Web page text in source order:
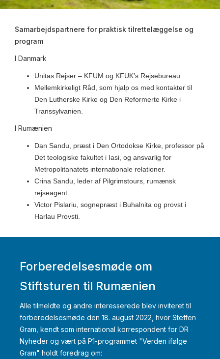
Samarbejdspartnere for praktisk tilrettelæggelse og
program
I Danmark
Unitas Rejser – KFUM og KFUK’s Rejsebureau
Mellemkirkeligt Råd, som hjalp os med kontakter til
Den Lutherske Kirke og Den Reformerte Kirke i
Transsylvanien.
I Rumænien
Dan Sandu, præst i Den Ortodokse Kirke, professor på
Det teologiske fakultet i Iasi, og ansvarlig for
Metropolitanatets internationale relationer.
Crina Sandu, leder af Pilgrimstours, rumænsk
rejseagent.
Victor Pislariu, sognepræst i Buhalnita og provst i
Harlau Provsti.
Forberedelsesmøde om
Stiftsturen til Rumænien
Alle tilmeldte og andre interesserede blev inviteret til
forberedelsesmøde den 18. august 2022, hvor Steffen
Gram, kendt som international korrespondent for DR
Nyheder og vært på P1-programmet "Verden ifølge
Gram" holdt foredrag om: